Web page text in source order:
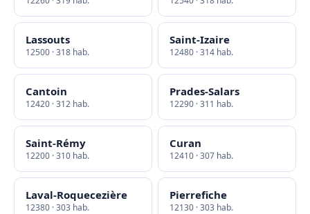
Lassouts
12500 · 318 hab.
Saint-Izaire
12480 · 314 hab.
Cantoin
12420 · 312 hab.
Prades-Salars
12290 · 311 hab.
Saint-Rémy
12200 · 310 hab.
Curan
12410 · 307 hab.
Laval-Roquecezière
12380 · 303 hab.
Pierrefiche
12130 · 303 hab.